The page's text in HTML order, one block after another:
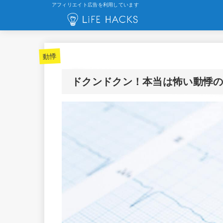
アフィリエイト広告を利用しています
動悸
ドクンドクン！本当は怖い動悸